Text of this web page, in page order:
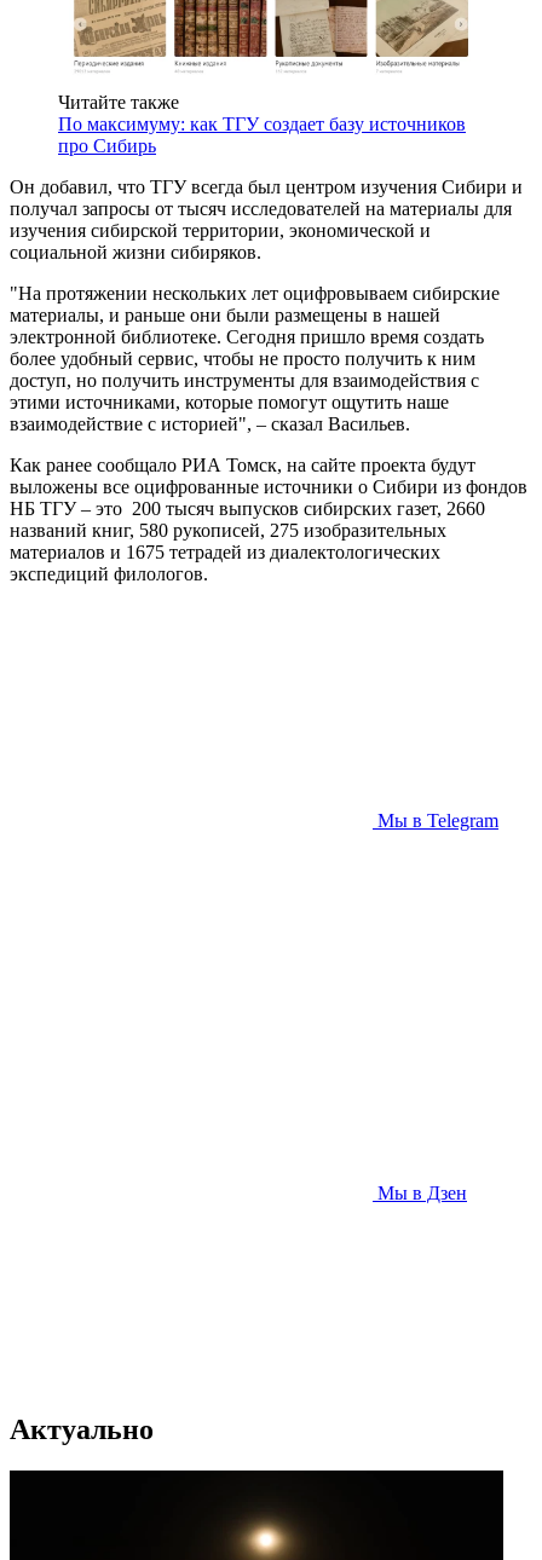
Читайте также
По максимуму: как ТГУ создает базу источников
про Сибирь
Он добавил, что ТГУ всегда был центром изучения Сибири и
получал запросы от тысяч исследователей на материалы для
изучения сибирской территории, экономической и
социальной жизни сибиряков.
"На протяжении нескольких лет оцифровываем сибирские
материалы, и раньше они были размещены в нашей
электронной библиотеке. Сегодня пришло время создать
более удобный сервис, чтобы не просто получить к ним
доступ, но получить инструменты для взаимодействия с
этими источниками, которые помогут ощутить наше
взаимодействие с историей", – сказал Васильев.
Как ранее сообщало РИА Томск, на сайте проекта будут
выложены все оцифрованные источники о Сибири из фондов
НБ ТГУ – это 200 тысяч выпусков сибирских газет, 2660
названий книг, 580 рукописей, 275 изобразительных
материалов и 1675 тетрадей из диалектологических
экспедиций филологов.
Мы в Telegram
Мы в Дзен
Актуально